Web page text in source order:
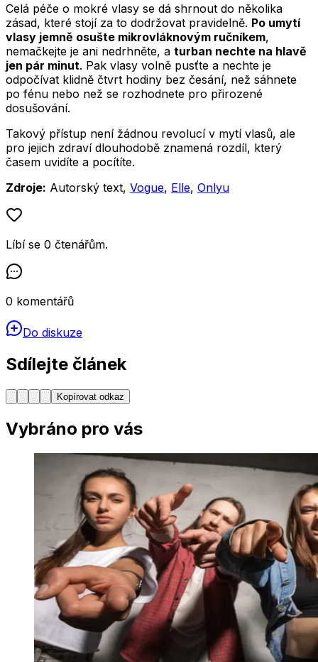
Celá péče o mokré vlasy se dá shrnout do několika
zásad, které stojí za to dodržovat pravidelně. Po umytí
vlasy jemně osušte mikrovláknovým ručníkem,
nemačkejte je ani nedrhněte, a turban nechte na hlavě
jen pár minut. Pak vlasy volně pusťte a nechte je
odpočívat klidně čtvrt hodiny bez česání, než sáhnete
po fénu nebo než se rozhodnete pro přirozené
dosušování.
Takový přístup není žádnou revolucí v mytí vlasů, ale
pro jejich zdraví dlouhodobě znamená rozdíl, který
časem uvidíte a pocítíte.
Zdroje: Autorský text, Vogue, Elle, Onlyu
Líbí se 0 čtenářům.
0 komentářů
Do diskuze
Sdílejte článek
Kopírovat odkaz
Vybráno pro vás